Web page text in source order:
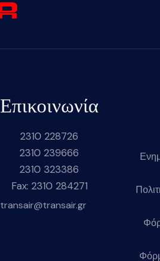
Επικοινωνία
2310 228726
2310 239666
2310 323386
Fax: 2310 284271
transair@transair.gr